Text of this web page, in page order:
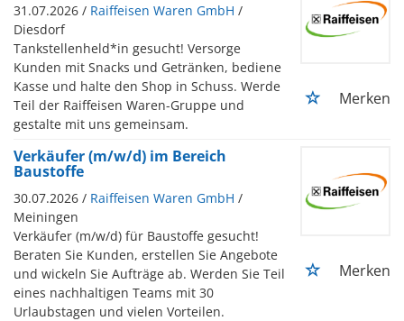
31.07.2026 / Raiffeisen Waren GmbH /
Diesdorf
Tankstellenheld*in gesucht! Versorge
Kunden mit Snacks und Getränken, bediene
Kasse und halte den Shop in Schuss. Werde
Teil der Raiffeisen Waren-Gruppe und
gestalte mit uns gemeinsam.
Merken
Verkäufer (m/w/d) im Bereich
Baustoffe
30.07.2026 / Raiffeisen Waren GmbH /
Meiningen
Verkäufer (m/w/d) für Baustoffe gesucht!
Beraten Sie Kunden, erstellen Sie Angebote
und wickeln Sie Aufträge ab. Werden Sie Teil
eines nachhaltigen Teams mit 30
Urlaubstagen und vielen Vorteilen.
Merken